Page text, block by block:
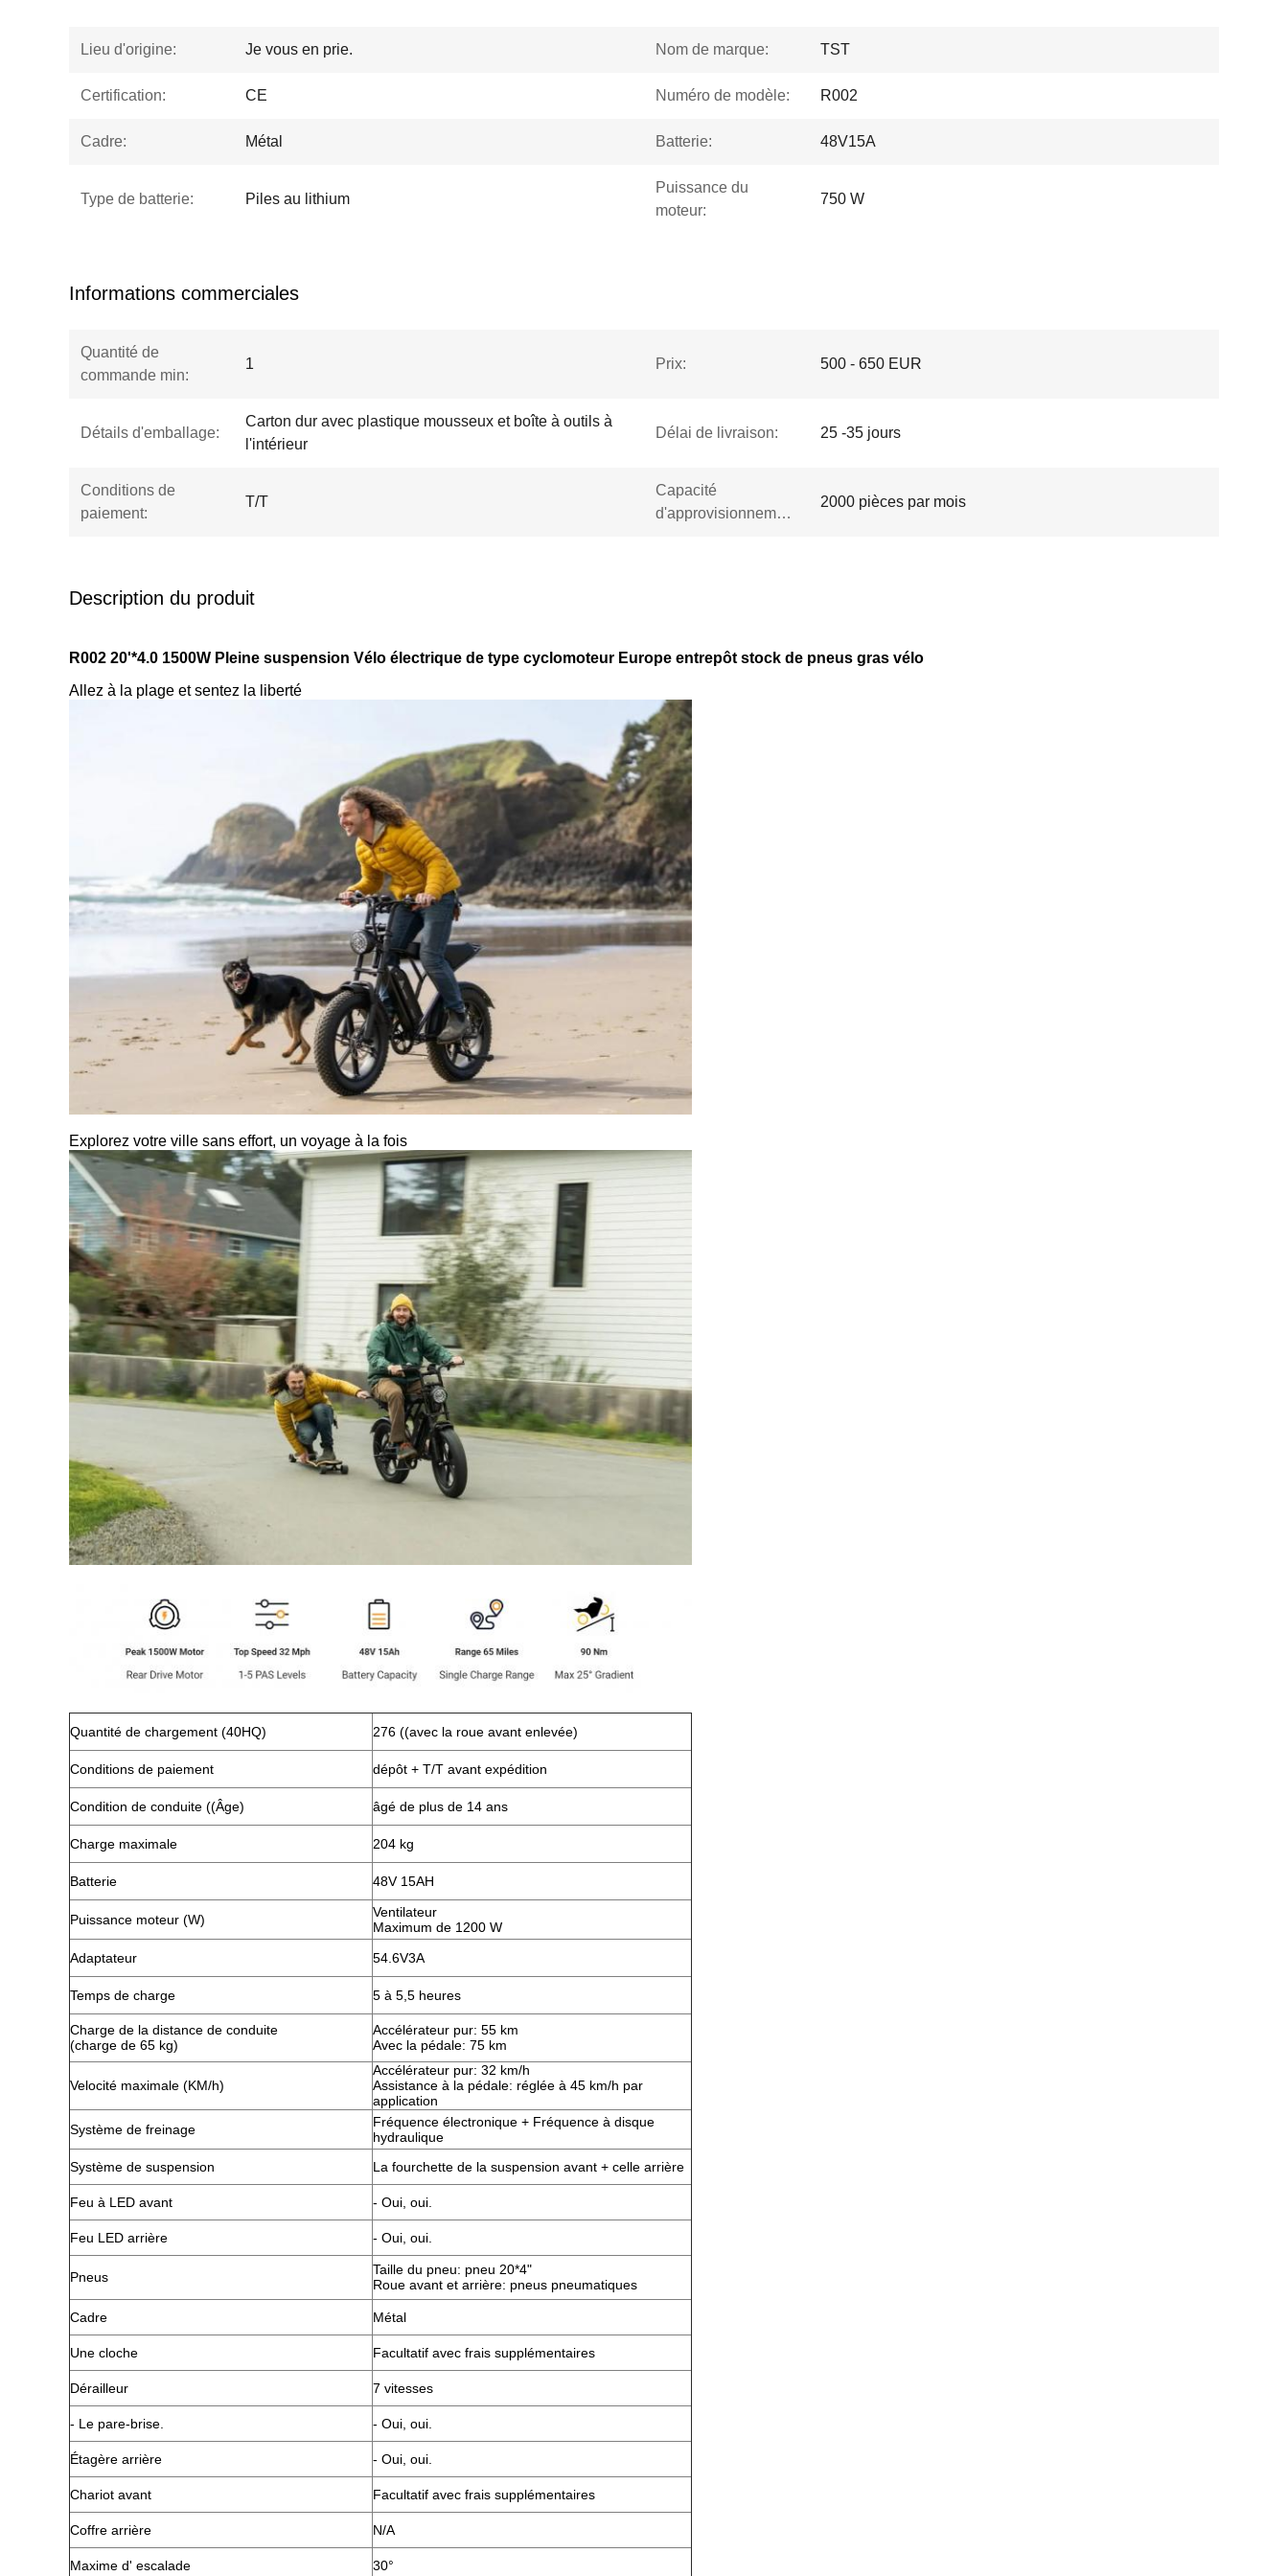
Lieu d'origine: Je vous en prie. Nom de marque: TST
Certification: CE Numéro de modèle: R002
Cadre: Métal Batterie: 48V15A
Type de batterie: Piles au lithium
Puissance du
moteur:
750 W
Informations commerciales
Quantité de
commande min:
1 Prix: 500 - 650 EUR
Détails d'emballage:
Carton dur avec plastique mousseux et boîte à outils à
l'intérieur
Délai de livraison: 25 -35 jours
Conditions de
paiement:
T/T
Capacité
d'approvisionnement:
2000 pièces par mois
Description du produit
R002 20'*4.0 1500W Pleine suspension Vélo électrique de type cyclomoteur Europe entrepôt stock de pneus gras vélo
Allez à la plage et sentez la liberté
Explorez votre ville sans effort, un voyage à la fois
Quantité de chargement (40HQ) 276 ((avec la roue avant enlevée)
Conditions de paiement dépôt + T/T avant expédition
Condition de conduite ((Âge) âgé de plus de 14 ans
Charge maximale 204 kg
Batterie 48V 15AH
Puissance moteur (W)
Ventilateur
Maximum de 1200 W
Adaptateur
54.6V3A
Temps de charge 5 à 5,5 heures
Charge de la distance de conduite
(charge de 65 kg)
Accélérateur pur: 55 km
Avec la pédale: 75 km
Velocité maximale (KM/h)
Accélérateur pur: 32 km/h
Assistance à la pédale: réglée à 45 km/h par
application
Système de freinage
Fréquence électronique + Fréquence à disque
hydraulique
Système de suspension
La fourchette de la suspension avant + celle arrière
Feu à LED avant - Oui, oui.
Feu LED arrière - Oui, oui.
Pneus
Taille du pneu: pneu 20*4"
Roue avant et arrière: pneus pneumatiques
Cadre Métal
Une cloche Facultatif avec frais supplémentaires
Dérailleur 7 vitesses
- Le pare-brise. - Oui, oui.
Étagère arrière - Oui, oui.
Chariot avant Facultatif avec frais supplémentaires
Coffre arrière N/A
Maxime d' escalade 30°